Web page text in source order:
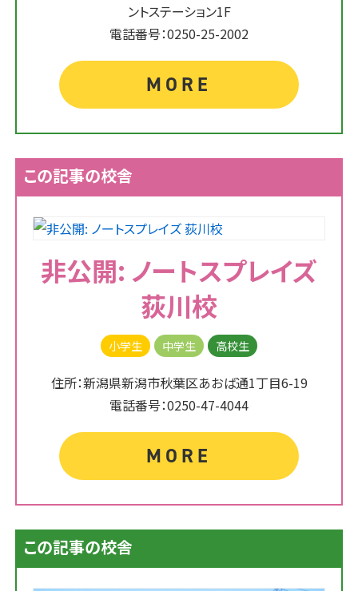
ントステーション1F
電話番号：0250-25-2002
MORE
この記事の校舎
非公開: ノートスプレイズ
荻川校
小学生 中学生 高校生
住所：新潟県新潟市秋葉区あおば通1丁目6-19
電話番号：0250-47-4044
MORE
この記事の校舎